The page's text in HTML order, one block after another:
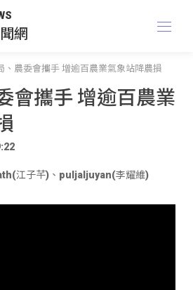
網
、農委會攜手 增逾百農業氣象站降農損
會攜手 增逾百農業
江子芊) 、 puljaljuyan(李耀維)